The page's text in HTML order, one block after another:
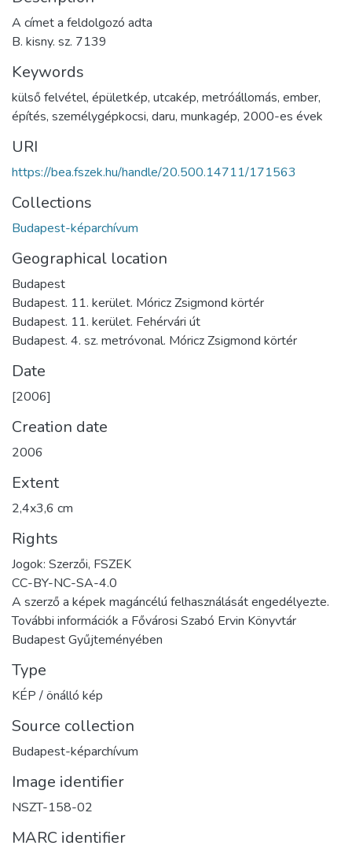
A címet a feldolgozó adta
B. kisny. sz. 7139
Keywords
külső felvétel, épületkép, utcakép, metróállomás, ember,
építés, személygépkocsi, daru, munkagép, 2000-es évek
URI
https://bea.fszek.hu/handle/20.500.14711/171563
Collections
Budapest-képarchívum
Geographical location
Budapest
Budapest. 11. kerület. Móricz Zsigmond körtér
Budapest. 11. kerület. Fehérvári út
Budapest. 4. sz. metróvonal. Móricz Zsigmond körtér
Date
[2006]
Creation date
2006
Extent
2,4x3,6 cm
Rights
Jogok: Szerzői, FSZEK
CC-BY-NC-SA-4.0
A szerző a képek magáncélú felhasználását engedélyezte.
További információk a Fővárosi Szabó Ervin Könyvtár
Budapest Gyűjteményében
Type
KÉP / önálló kép
Source collection
Budapest-képarchívum
Image identifier
NSZT-158-02
MARC identifier